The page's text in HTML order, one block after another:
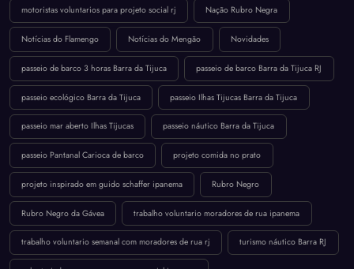
motoristas voluntarios para projeto social rj Nação Rubro Negra
Notícias do Flamengo Notícias do Mengão Novidades
passeio de barco 3 horas Barra da Tijuca passeio de barco Barra da Tijuca RJ
passeio ecológico Barra da Tijuca passeio Ilhas Tijucas Barra da Tijuca
passeio mar aberto Ilhas Tijucas passeio náutico Barra da Tijuca
passeio Pantanal Carioca de barco projeto comida no prato
projeto inspirado em guido schaffer ipanema Rubro Negro
Rubro Negro da Gávea trabalho voluntario moradores de rua ipanema
trabalho voluntario semanal com moradores de rua rj turismo náutico Barra RJ